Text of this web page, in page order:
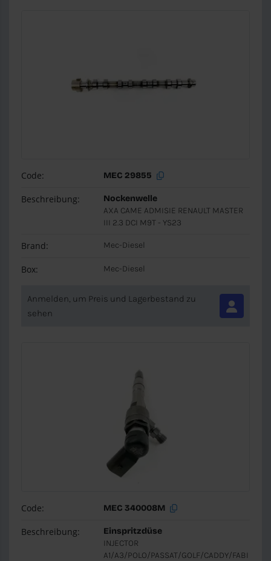
Code: MEC 29855
Beschreibung:
Nockenwelle
AXA CAME ADMISIE RENAULT MASTER
III 2.3 DCI M9T - YS23
Brand: Mec-Diesel
Box: Mec-Diesel
Anmelden, um Preis und Lagerbestand zu
sehen
Code: MEC 340008M
Beschreibung:
Einspritzdüse
INJECTOR
A1/A3/POLO/PASSAT/GOLF/CADDY/FABI